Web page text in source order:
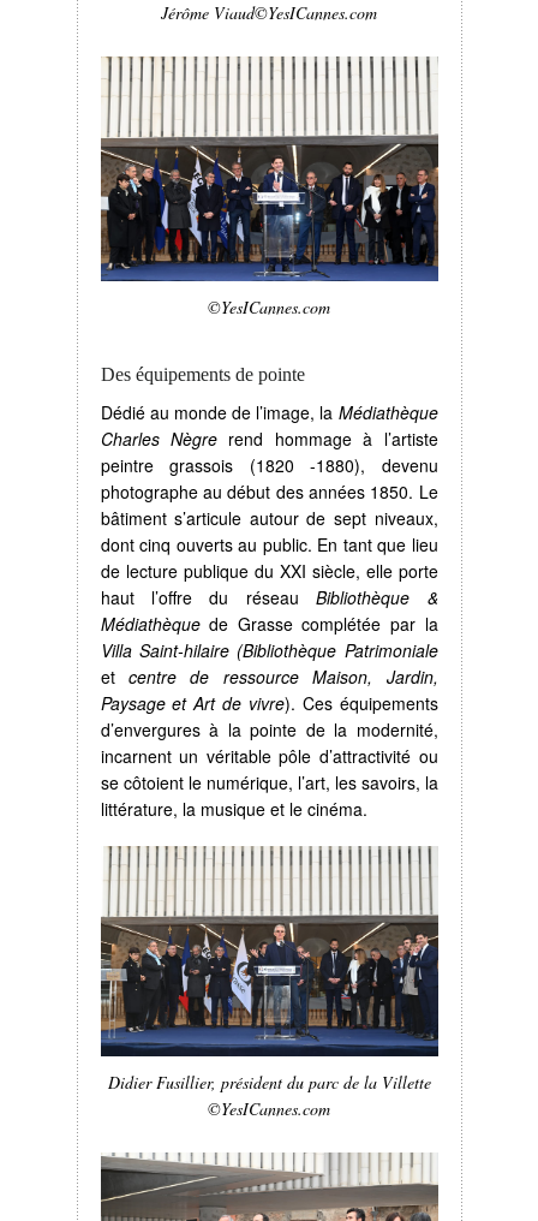
Jérôme Viaud©YesICannes.com
©YesICannes.com
Des équipements de pointe
Dédié au monde de l’image, la Médiathèque
Charles Nègrerend hommage à l’artiste
peintre grassois (1820 -1880), devenu
photographe au début des années 1850. Le
bâtiment s’articule autour de sept niveaux,
dont cinq ouverts au public. En tant que lieu
de lecture publique du XXI siècle, elle porte
haut l’offre du réseauBibliothèque &
Médiathèquede Grasse complétée par la
Villa Saint-hilaire (Bibliothèque Patrimoniale
et centre de ressource Maison, Jardin,
Paysage et Art de vivre). Ces équipements
d’envergures à la pointe de la modernité,
incarnent un véritable pôle d’attractivité ou
se côtoient le numérique, l’art, les savoirs, la
littérature, la musique et le cinéma.
Didier Fusillier, président du parc de la Villette
©YesICannes.com